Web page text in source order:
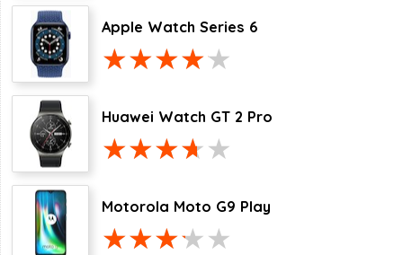
Apple Watch Series 6
Huawei Watch GT 2 Pro
Motorola Moto G9 Play